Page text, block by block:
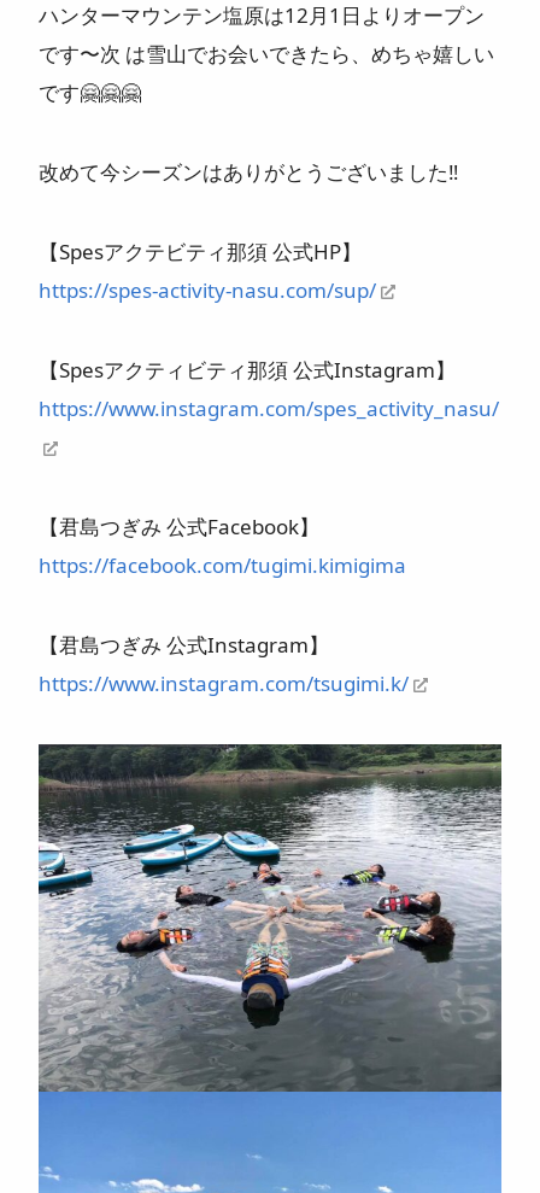
ハンターマウンテン塩原は12月1日よりオープン
です〜次 は雪山でお会いできたら、めちゃ嬉しい
です🤗🤗🤗
改めて今シーズンはありがとうございました‼️
【Spesアクテビティ那須 公式HP】
https://spes-activity-nasu.com/sup/
【Spesアクティビティ那須 公式Instagram】
https://www.instagram.com/spes_activity_nasu/
【君島つぎみ 公式Facebook】
https://facebook.com/tugimi.kimigima
【君島つぎみ 公式Instagram】
https://www.instagram.com/tsugimi.k/